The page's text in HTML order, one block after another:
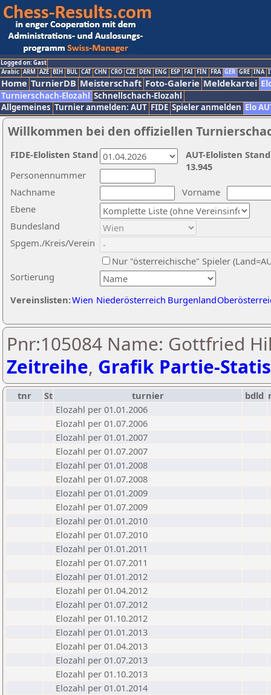
Logged on: Gast
Arabic ARM AZE BIH BUL CAT CHN CRO CZE DEN ENG ESP FAI FIN FRA GER GRE INA
Home TurnierDB Meisterschaft Foto-Galerie Meldekartei
Turnierschach-Elozahl Schnellschach-Elozahl
Allgemeines Turnier anmelden: AUT FIDE Spieler anmelden Elo
Willkommen bei den offiziellen
Nachname
Vorname
Ebene
Sortierung
Personennummer
Bundesland
Spgem./Kreis/Verein
Nur "österreichische" Spieler
Vereinslisten:Wien Niederösterreich Burgenland
AUT-Elolisten
13.945
FIDE-Elolisten Stand
Pnr:105084 Name: Gottfried
Zeitreihe, Grafik Partie-
tnr St turnier bdld
Elozahl per 01.01.2006
Elozahl per 01.07.2006
Elozahl per 01.01.2007
Elozahl per 01.07.2007
Elozahl per 01.01.2008
Elozahl per 01.07.2008
Elozahl per 01.01.2009
Elozahl per 01.07.2009
Elozahl per 01.01.2010
Elozahl per 01.07.2010
Elozahl per 01.01.2011
Elozahl per 01.07.2011
Elozahl per 01.01.2012
Elozahl per 01.04.2012
Elozahl per 01.07.2012
Elozahl per 01.10.2012
Elozahl per 01.01.2013
Elozahl per 01.04.2013
Elozahl per 01.07.2013
Elozahl per 01.10.2013
Elozahl per 01.01.2014